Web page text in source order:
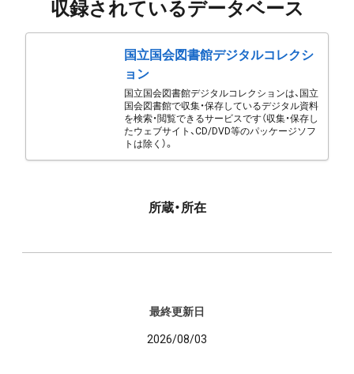
収録されているデータベース
国立国会図書館デジタルコレクシ
ョン
国立国会図書館デジタルコレクションは、国立
国会図書館で収集・保存しているデジタル資料
を検索・閲覧できるサービスです（収集・保存し
たウェブサイト、CD/DVD等のパッケージソフ
トは除く）。
所蔵・所在
最終更新日
2026/08/03